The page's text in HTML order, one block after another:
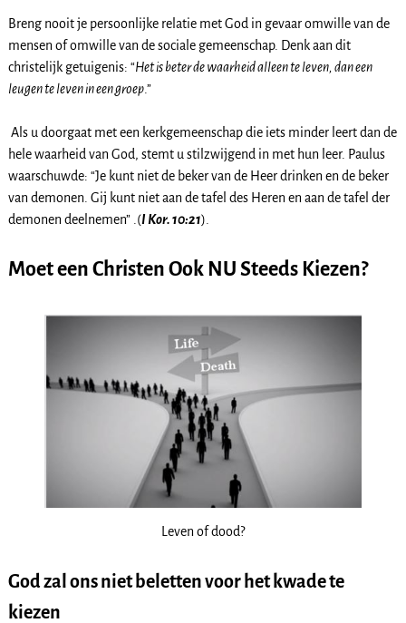
Breng nooit je persoonlijke relatie met God in gevaar omwille van de
mensen of omwille van de sociale gemeenschap. Denk aan dit
christelijk getuigenis: “Het is beter de waarheid alleen te leven, dan een
leugen te leven in een groep.”
Als u doorgaat met een kerkgemeenschap die iets minder leert dan de
hele waarheid van God, stemt u stilzwijgend in met hun leer. Paulus
waarschuwde: “Je kunt niet de beker van de Heer drinken en de beker
van demonen. Gij kunt niet aan de tafel des Heren en aan de tafel der
demonen deelnemen” .(I Kor. 10:21).
Moet een Christen Ook NU Steeds Kiezen?
Leven of dood?
God zal ons niet beletten voor het kwade te
kiezen